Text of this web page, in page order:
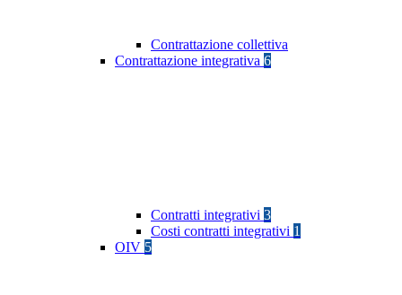
Contrattazione collettiva
Contrattazione integrativa 6
Contratti integrativi 3
Costi contratti integrativi 1
OIV 5